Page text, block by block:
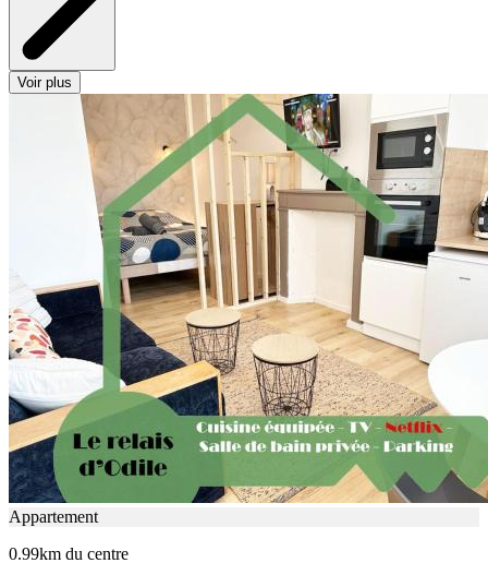
Voir plus
Appartement
0.99km du centre